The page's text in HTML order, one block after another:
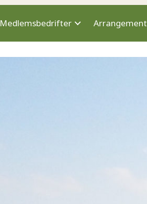
Medlemsbedrifter Arrangement